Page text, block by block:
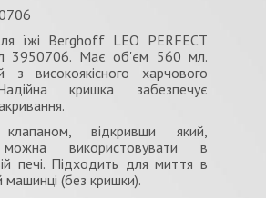
їжі Berghoff LEO PERFECT
3950706. Має об'єм 560 мл.
з високоякісного харчового
кришка забезпечує
відкривши який,
використовувати в
печі. Підходить для миття в
машинці (без кришки).